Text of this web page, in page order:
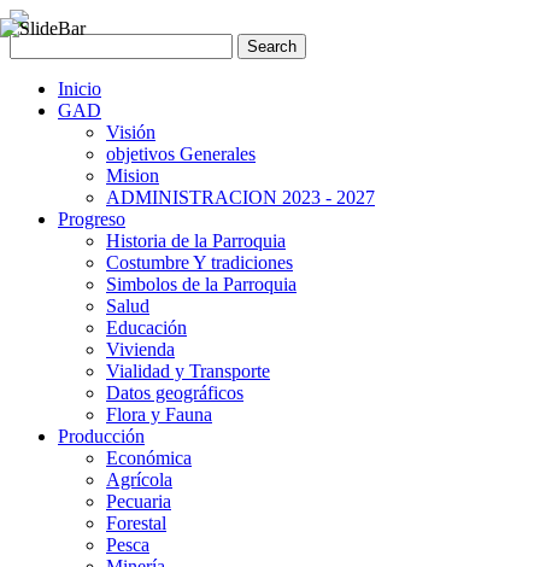
Inicio
GAD
Visión
objetivos Generales
Mision
ADMINISTRACION 2023 - 2027
Progreso
Historia de la Parroquia
Costumbre Y tradiciones
Simbolos de la Parroquia
Salud
Educación
Vivienda
Vialidad y Transporte
Datos geográficos
Flora y Fauna
Producción
Económica
Agrícola
Pecuaria
Forestal
Pesca